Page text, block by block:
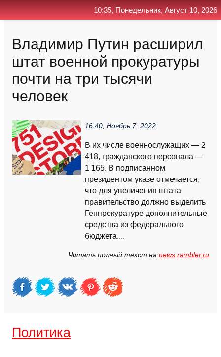
Владимир Путин расширил
штат военной прокуратуры
почти на три тысячи
человек
16:40, Ноябрь 7, 2022
В их числе военнослужащих — 2
418, гражданского персонала —
1 165. В подписанном
президентом указе отмечается,
что для увеличения штата
правительство должно выделить
Генпрокуратуре дополнительные
средства из федерального
бюджета....
Читать полный текст на news.rambler.ru
Политика
10:35, Понедельник, Август 10, 2026